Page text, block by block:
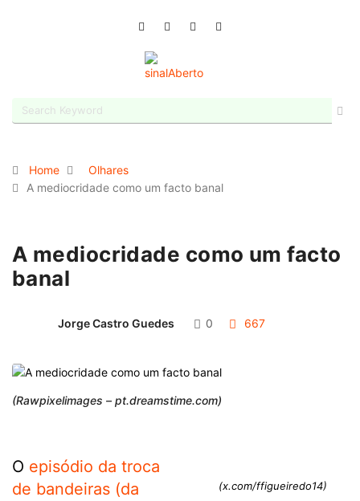
Home
Olhares
A mediocridade como um facto banal
A mediocridade como um facto
banal
Jorge Castro Guedes 0 667
(Rawpixelimages – pt.dreamstime.com)
(x.com/ffigueiredo14)
O episódio da troca
de bandeiras (da